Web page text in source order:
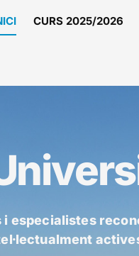
CURS 2025/2026